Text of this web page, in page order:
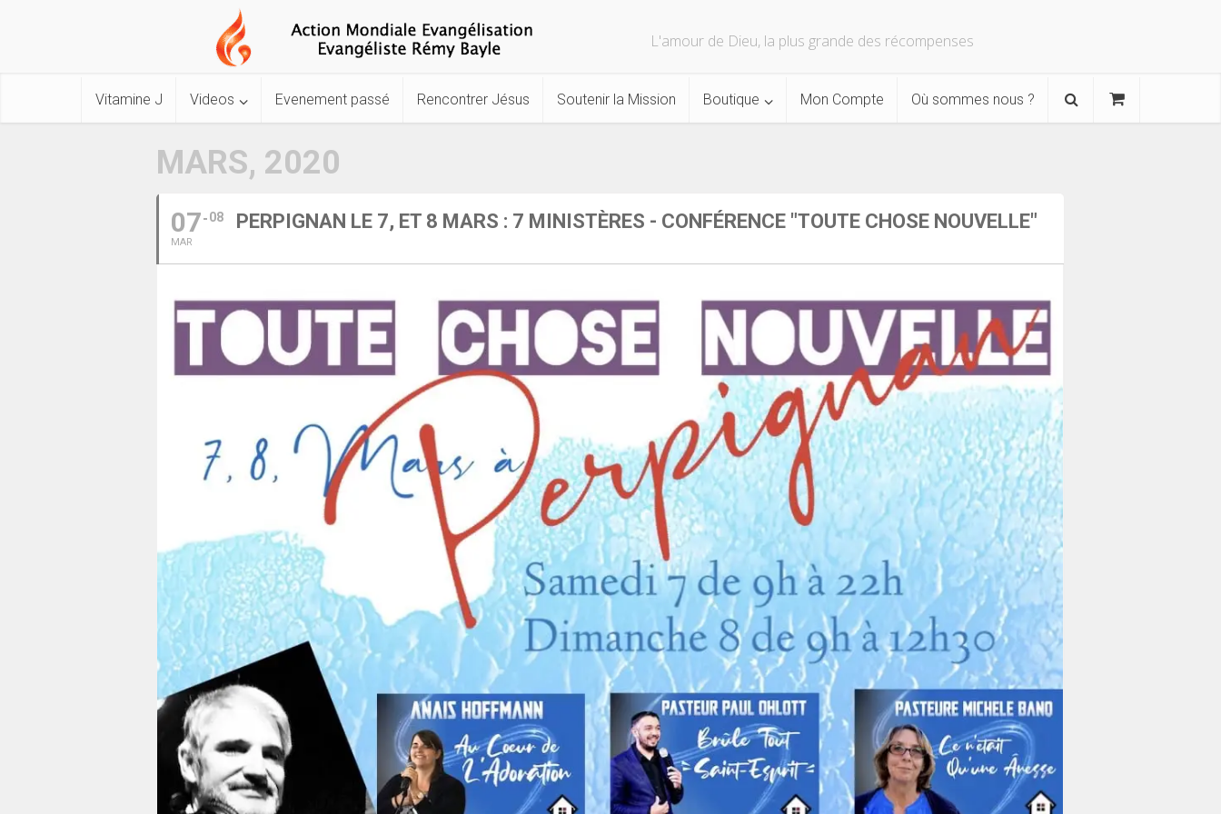
L'amour de Dieu, la plus grande des récompenses
Vitamine J Videos Evenement passé Rencontrer Jésus Soutenir la Mission Boutique Mon Compte Où sommes nous ?
MARS, 2020
07
MAR
08 PERPIGNAN LE 7, ET 8 MARS : 7 MINISTÈRES - CONFÉRENCE "TOUTE CHOSE NOUVELLE"